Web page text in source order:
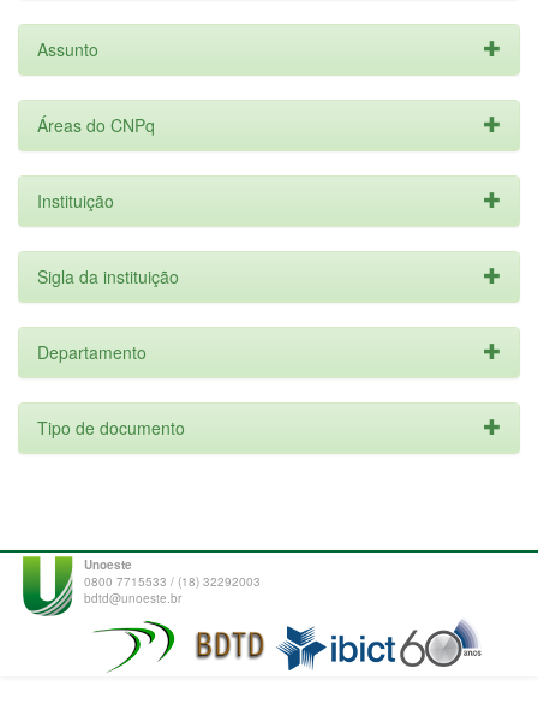
Assunto
Áreas do CNPq
Instituição
Sigla da instituição
Departamento
Tipo de documento
Unoeste
0800 7715533 / (18) 32292003
bdtd@unoeste.br